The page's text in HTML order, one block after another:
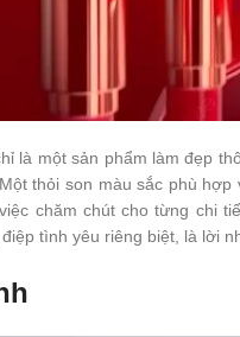
là một sản phẩm làm đẹp
thỏi son màu sắc phù
chăm chút cho từng chi
tình yêu riêng biệt, là lời